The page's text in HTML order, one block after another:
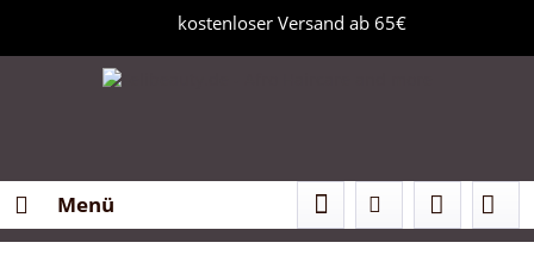
kostenloser Versand ab 65€
Menü